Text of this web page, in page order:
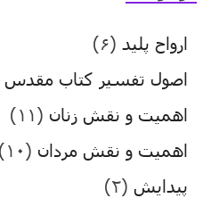
ارواح پلید (۶)
اصول تفسیر کتاب مقدس
اهمیت و نقش زنان (۱۱)
اهمیت و نقش مردان (۱۰)
پیدایش (۲)